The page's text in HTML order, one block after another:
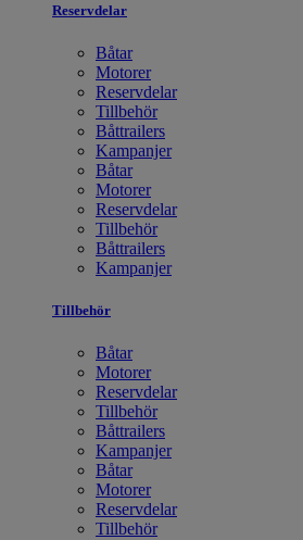
Reservdelar
Båtar
Motorer
Reservdelar
Tillbehör
Båttrailers
Kampanjer
Båtar
Motorer
Reservdelar
Tillbehör
Båttrailers
Kampanjer
Tillbehör
Båtar
Motorer
Reservdelar
Tillbehör
Båttrailers
Kampanjer
Båtar
Motorer
Reservdelar
Tillbehör